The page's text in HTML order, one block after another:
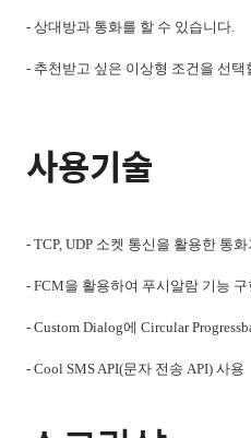
- 상대방과 통화를 할 수 있습니다.
- 추천받고 싶은 이상형 조건을 선택
사용기술
- TCP, UDP 소켓 통신을 활용한 통
- FCM을 활용하여 푸시알람 기능 구
- Custom Dialog에 Circular
- Cool SMS API(문자 전송 API) 사용